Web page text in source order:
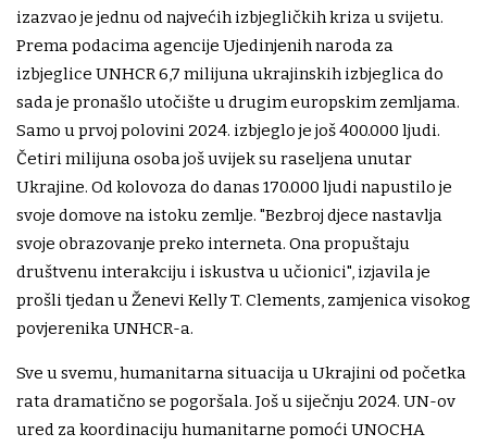
izazvao je jednu od najvećih izbjegličkih kriza u svijetu.
Prema podacima agencije Ujedinjenih naroda za
izbjeglice UNHCR 6,7 milijuna ukrajinskih izbjeglica do
sada je pronašlo utočište u drugim europskim zemljama.
Samo u prvoj polovini 2024. izbjeglo je još 400.000 ljudi.
Četiri milijuna osoba još uvijek su raseljena unutar
Ukrajine. Od kolovoza do danas 170.000 ljudi napustilo je
svoje domove na istoku zemlje. "Bezbroj djece nastavlja
svoje obrazovanje preko interneta. Ona propuštaju
društvenu interakciju i iskustva u učionici", izjavila je
prošli tjedan u Ženevi Kelly T. Clements, zamjenica visokog
povjerenika UNHCR-a.
Sve u svemu, humanitarna situacija u Ukrajini od početka
rata dramatično se pogoršala. Još u siječnju 2024. UN-ov
ured za koordinaciju humanitarne pomoći UNOCHA